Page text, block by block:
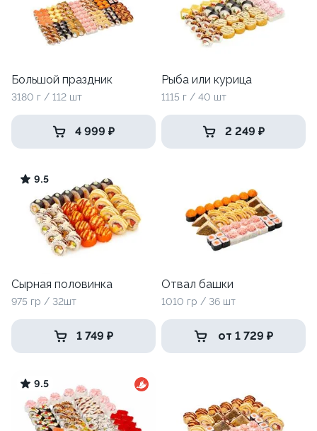
Большой праздник
3180 г / 112 шт
4 999 ₽
Рыба или курица
1115 г / 40 шт
2 249 ₽
9.5
Сырная половинка
975 гр / 32шт
1 749 ₽
Отвал башки
1010 гр / 36 шт
от 1 729 ₽
9.5